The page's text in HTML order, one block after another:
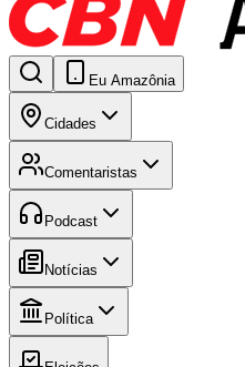
Eu Amazônia
Cidades
Comentaristas
Podcast
Notícias
Política